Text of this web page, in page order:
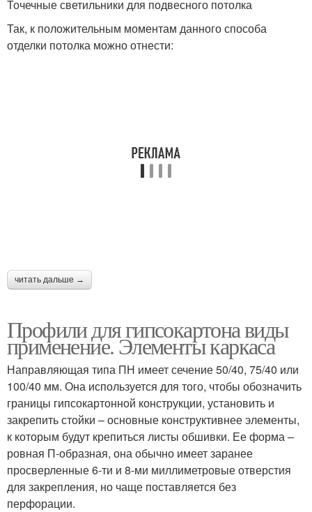
Точечные светильники для подвесного потолка
Так, к положительным моментам данного способа
отделки потолка можно отнести:
читать дальше →
Профили для гипсокартона виды
применение. Элементы каркаса
Направляющая типа ПН имеет сечение 50/40, 75/40 или
100/40 мм. Она используется для того, чтобы обозначить
границы гипсокартонной конструкции, установить и
закрепить стойки – основные конструктивнее элементы,
к которым будут крепиться листы обшивки. Ее форма –
ровная П-образная, она обычно имеет заранее
просверленные 6-ти и 8-ми миллиметровые отверстия
для закрепления, но чаще поставляется без
перфорации.